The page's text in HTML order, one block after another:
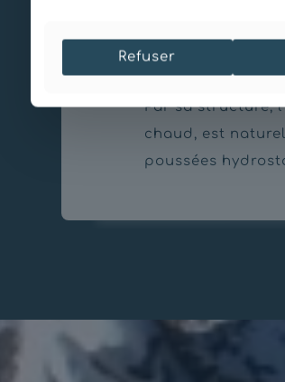
Drainage
Par sa structure,
chaud, est
poussées
Refuser